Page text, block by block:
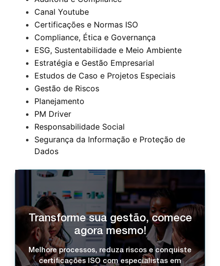
Canal Youtube
Certificações e Normas ISO
Compliance, Ética e Governança
ESG, Sustentabilidade e Meio Ambiente
Estratégia e Gestão Empresarial
Estudos de Caso e Projetos Especiais
Gestão de Riscos
Planejamento
PM Driver
Responsabilidade Social
Segurança da Informação e Proteção de
Dados
Transforme sua gestão, comece
agora mesmo!
Melhore processos, reduza riscos e conquiste
certificações ISO com especialistas em